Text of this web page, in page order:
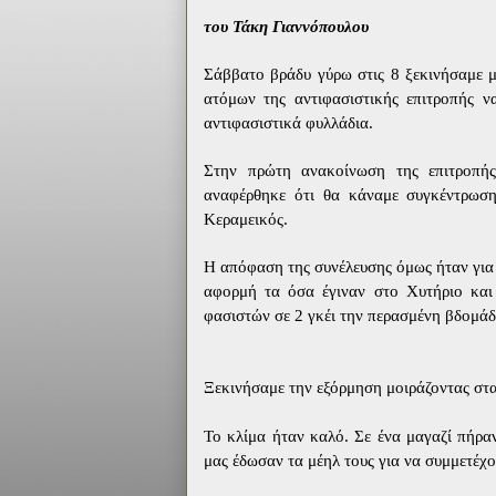
του Τάκη Γιαννόπουλου
Σάββατο βράδυ γύρω στις 8 ξεκινήσαμε
ατόμων της αντιφασιστικής επιτροπής
αντιφασιστικά φυλλάδια.
Στην πρώτη ανακοίνωση της
αναφέρθηκε ότι θα κάναμε
Κεραμεικός.
Η απόφαση της συνέλευσης όμως ήταν
αφορμή τα όσα έγιναν στο Χυτήριο και
φασιστών σε 2 γκέι την περασμένη
Ξεκινήσαμε την εξόρμηση μοιράζοντας
Το κλίμα ήταν καλό. Σε ένα μαγαζί
μας έδωσαν τα μέηλ τους για να